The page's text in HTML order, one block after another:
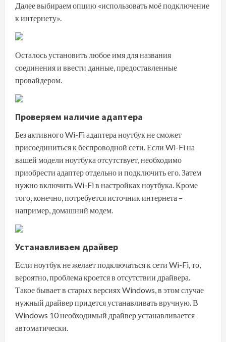
Далее выбираем опцию «использовать моё подключение
к интернету».
Осталось установить любое имя для названия
соединения и ввести данные, предоставленные
провайдером.
Проверяем наличие адаптера
Без активного Wi-Fi адаптера ноутбук не сможет
присоединиться к беспроводной сети. Если Wi-Fi на
вашей модели ноутбука отсутствует, необходимо
приобрести адаптер отдельно и подключить его. Затем
нужно включить Wi-Fi в настройках ноутбука. Кроме
того, конечно, потребуется источник интернета –
например, домашний модем.
Устанавливаем драйвер
Если ноутбук не желает подключаться к сети Wi-Fi, то,
вероятно, проблема кроется в отсутствии драйвера.
Такое бывает в старых версиях Windows, в этом случае
нужный драйвер придется устанавливать вручную. В
Windows 10 необходимый драйвер устанавливается
автоматически.